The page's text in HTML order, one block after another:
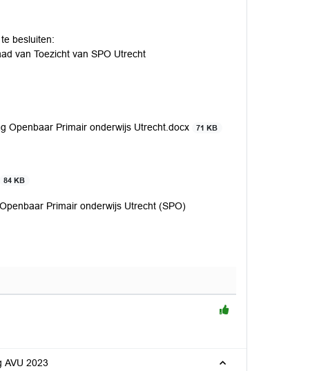
besluiten:
van Toezicht van SPO Utrecht
Openbaar Primair onderwijs Utrecht.docx 71 KB
84 KB
Primair onderwijs Utrecht (SPO)
AVU 2023